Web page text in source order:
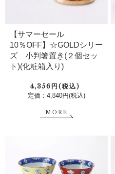
【サマーセール
10％OFF】☆GOLDシリー
ズ 小判箸置き(２個セッ
ト)(化粧箱入り)
4,356円(税込)
定価：4,840円(税込)
MORE